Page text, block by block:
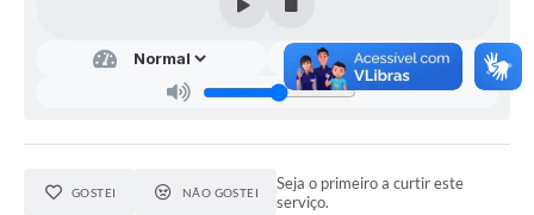
GOSTEI NÃO GOSTEI
Seja o primeiro a curtir este
serviço.